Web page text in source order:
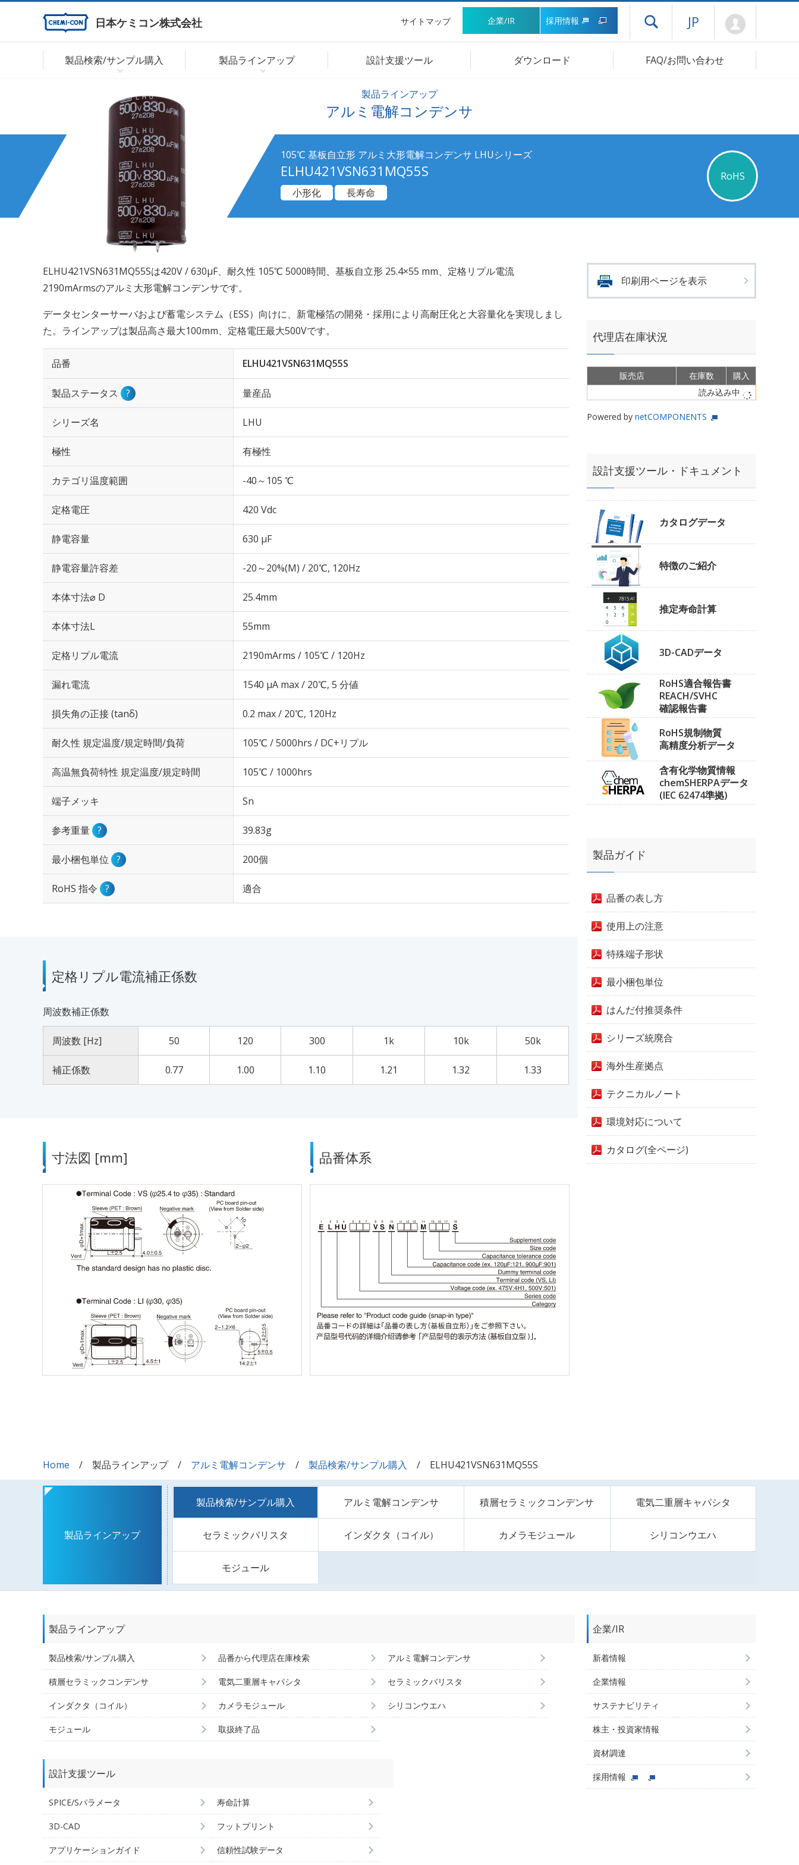
日本ケミコン株式会社 サイトマップ 企業/IR 採用情報 ドロワーメニューを開く
JP
製品検索/サンプル購入 製品ラインアップ 設計支援ツール ダウンロード FAQ/お問い合わせ
製品ラインアップ
アルミ電解コンデンサ
105℃ 基板自立形 アルミ大形電解コンデンサ LHUシリーズ
ELHU421VSN631MQ55S
RoHS
小形化
長寿命
ELHU421VSN631MQ55Sは420V / 630µF、耐久性 105℃ 5000時間、基板自立形 25.4×55 mm、定格リプル電流
2190mArmsのアルミ大形電解コンデンサです。
データセンターサーバおよび蓄電システム（ESS）向けに、新電極箔の開発・採用により高耐圧化と大容量化を実現しまし
た。ラインアップは製品高さ最大100mm、定格電圧最大500Vです。
品番 ELHU421VSN631MQ55S
製品ステータス ? 量産品
シリーズ名 LHU
極性 有極性
カテゴリ温度範囲 -40～105 ℃
定格電圧 420 Vdc
静電容量 630 µF
静電容量許容差 -20～20%(M) / 20℃, 120Hz
本体寸法⌀ D 25.4mm
本体寸法L 55mm
定格リプル電流 2190mArms / 105℃ / 120Hz
漏れ電流 1540 μA max / 20℃, 5 分値
損失角の正接 (tanδ) 0.2 max / 20℃, 120Hz
耐久性 規定温度/規定時間/負荷 105℃ / 5000hrs / DC+リプル
高温無負荷特性 規定温度/規定時間 105℃ / 1000hrs
端子メッキ Sn
参考重量 ? 39.83g
最小梱包単位 ? 200個
RoHS 指令 ? 適合
定格リプル電流補正係数
周波数補正係数
周波数 [Hz] 50 120 300 1k 10k 50k
補正係数 0.77 1.00 1.10 1.21 1.32 1.33
寸法図 [mm] 品番体系
印刷用ページを表示
代理店在庫状況
販売店 在庫数
購入
読み込み中
Powered by netCOMPONENTS
設計支援ツール・ドキュメント
カタログデータ
特徴のご紹介
推定寿命計算
3D-CADデータ
RoHS適合報告書
REACH/SVHC
確認報告書
RoHS規制物質
高精度分析データ
含有化学物質情報
chemSHERPAデータ
(IEC 62474準拠)
製品ガイド
品番の表し方
使用上の注意
特殊端子形状
最小梱包単位
はんだ付推奨条件
シリーズ統廃合
海外生産拠点
テクニカルノート
環境対応について
カタログ(全ページ)
Home 製品ラインアップ アルミ電解コンデンサ 製品検索/サンプル購入 ELHU421VSN631MQ55S
製品ラインアップ
製品検索/サンプル購入 アルミ電解コンデンサ 積層セラミックコンデンサ 電気二重層キャパシタ
セラミックバリスタ インダクタ（コイル） カメラモジュール シリコンウエハ
モジュール
製品ラインアップ
製品検索/サンプル購入 品番から代理店在庫検索 アルミ電解コンデンサ
積層セラミックコンデンサ 電気二重層キャパシタ セラミックバリスタ
インダクタ（コイル） カメラモジュール シリコンウエハ
モジュール 取扱終了品
設計支援ツール
SPICE/Sパラメータ 寿命計算
3D-CAD フットプリント
アプリケーションガイド 信頼性試験データ
企業/IR
新着情報
企業情報
サステナビリティ
株主・投資家情報
資材調達
採用情報